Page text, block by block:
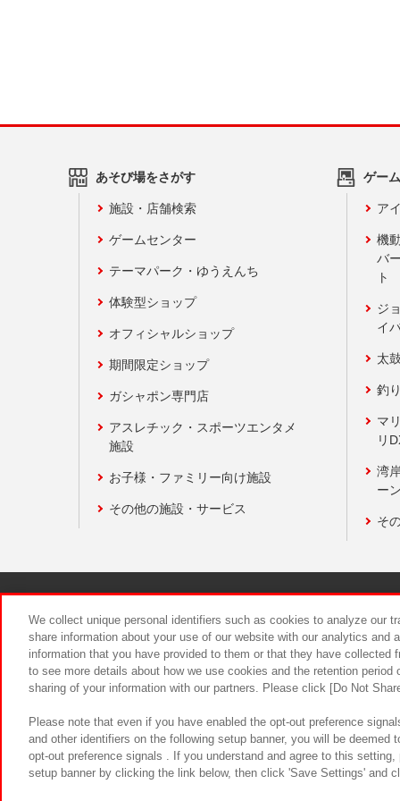
あそび場をさがす
施設・店舗検索
ゲームセンター
テーマパーク・ゆうえんち
体験型ショップ
オフィシャルショップ
期間限定ショップ
ガシャポン専門店
アスレチック・スポーツエンタメ
施設
お子様・ファミリー向け施設
その他の施設・サービス
ゲー
ア
機
バ
ト
ジ
イ
太
釣
マ
リ
湾
ー
そ
食品のご
We collect unique personal identifiers such as cookies to analyze our
share information about your use of our website with our analytics and
information that you have provided to them or that they have
to see more details about how we use cookies and the retention
sharing of your information with our partners. Please click [Do Not
Please note that even if you have enabled the opt-out preference
and other identifiers on the following setup banner, you will be
opt-out preference signals . If you understand and agree to this
setup banner by clicking the link below, then click 'Save Settings' and